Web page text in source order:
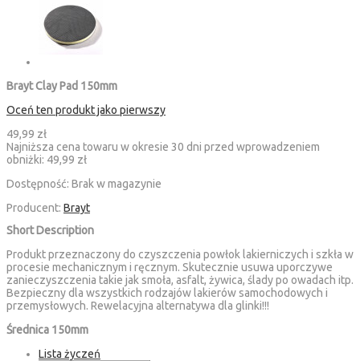
Brayt Clay Pad 150mm
Oceń ten produkt jako pierwszy
49,99 zł
Najniższa cena towaru w okresie 30 dni przed wprowadzeniem
obniżki: 49,99 zł
Dostępność: Brak w magazynie
Producent: Brayt
Short Description
Produkt przeznaczony do czyszczenia powłok lakierniczych i szkła w
procesie mechanicznym i ręcznym. Skutecznie usuwa uporczywe
zanieczyszczenia takie jak smoła, asfalt, żywica, ślady po owadach itp.
Bezpieczny dla wszystkich rodzajów lakierów samochodowych i
przemysłowych. Rewelacyjna alternatywa dla glinki!!!
Średnica 150mm
Lista życzeń